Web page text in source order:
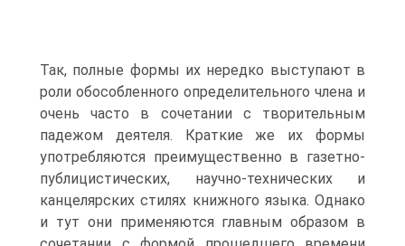
Так, полные формы их нередко выступают в
роли обособленного определительного члена и
очень часто в сочетании с творительным
падежом деятеля. Краткие же их формы
употребляются преимущественно в газетно-
публицистических, научно-технических и
канцелярских стилях книжного языка. Однако
и тут они применяются главным образом в